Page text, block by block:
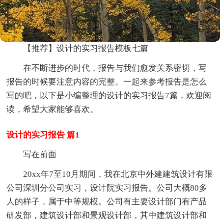
【推荐】设计的实习报告模板七篇
在不断进步的时代，报告与我们愈发关系密切，写
报告的时候要注意内容的完整。一起来参考报告是怎么
写的吧，以下是小编整理的设计的实习报告7篇，欢迎阅
读，希望大家能够喜欢。
设计的实习报告 篇1
写在前面
20xx年7至10月期间，我在北京中外建建筑设计有限
公司深圳分公司实习，设计院实习报告。公司大概80多
人的样子，属于中等规模。公司有主要设计部门有产品
研发部，建筑设计部和景观设计部，其中建筑设计部和